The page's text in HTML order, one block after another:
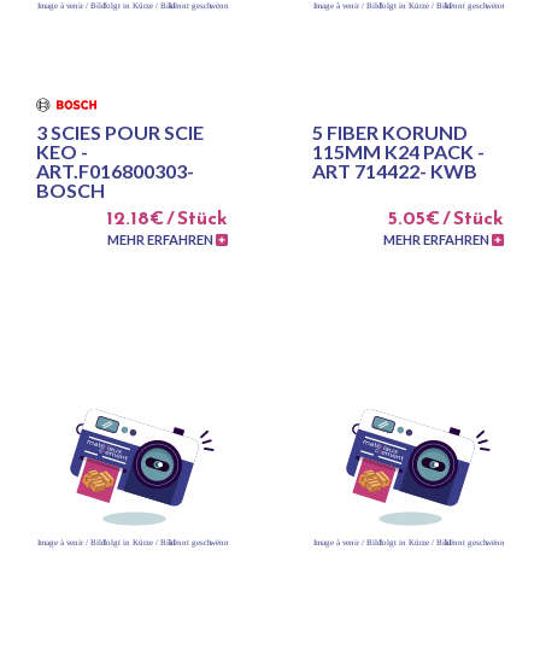
3 SCIES POUR SCIE
KEO -
ART.F016800303-
BOSCH
12.18€ / Stück
MEHR ERFAHREN
5 FIBER KORUND
115MM K24 PACK -
ART 714422- KWB
5.05€ / Stück
MEHR ERFAHREN